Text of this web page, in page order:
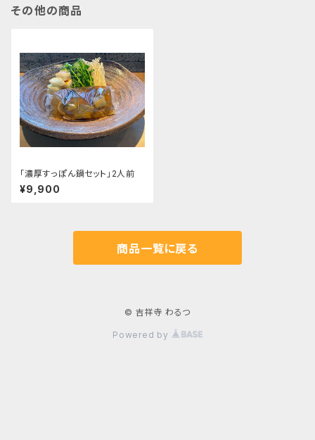
その他の商品
｢濃厚すっぽん鍋セット」2人前
¥9,900
商品一覧に戻る
© 吉祥寺 わるつ
Powered by